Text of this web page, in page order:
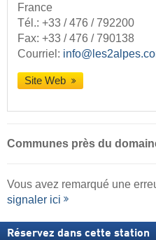
France
Tél.: +33 / 476 / 792200
Fax: +33 / 476 / 790138
Courriel:
Site Web
Communes près du
Vous avez remarqué une
signaler ici
Réservez dans cette station